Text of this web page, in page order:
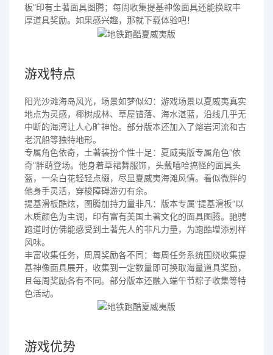
板”印有土著面具图腾；每周收集提基神像面具还能换取丰
厚道具奖励。如果感兴趣，那就下载体验吧！
游戏特点
阳光沙滩海岛风光，场景如梦似幻：游戏场景以夏威夷真实
地点为灵感，椰树成林、草屋错落、海水湛蓝，沿线几乎无
中断的海湾让人心旷神怡。部分版本还加入了熔岩河流和古
老沉船等独特地形。
专属角色依奇，土著装扮个性十足：夏威夷版专属角色“依
奇”胖萌登场。他身着草裙舞服饰，头戴嘻哈搞怪的面具头
盔，一朵白花轻轻点缀，尽显夏威夷海滩风情。看似微胖的
他身手灵活，穿梭障碍游刃有余。
提基滑板酷炫，图腾加持力量非凡：版本专属“提基滑板”以
木质颜色为主调，印有富有美国土著文化的面具图腾。驰骋
跑道时仿佛能感受到土著先人的非凡力量，为跑酷增添别样
风味。
丰富收集任务，周周奖励各不同：每周任务系统围绕收集提
基神像面具展开，收集到一定数量即可换取海量道具奖励，
且每周奖励各有不同。部分版本还融入端午节粽子收集等特
色活动。
游戏优势